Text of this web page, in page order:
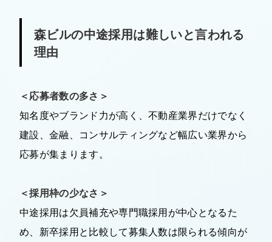
森ビルの中途採用は難しいと言われる
理由
＜応募者数の多さ＞
知名度やブランド力が高く、不動産業界だけでなく
建設、金融、コンサルティングなど幅広い業界から
応募が集まります。
＜採用枠の少なさ＞
中途採用は欠員補充や専門職採用が中心となるた
め、新卒採用と比較して募集人数は限られる傾向が